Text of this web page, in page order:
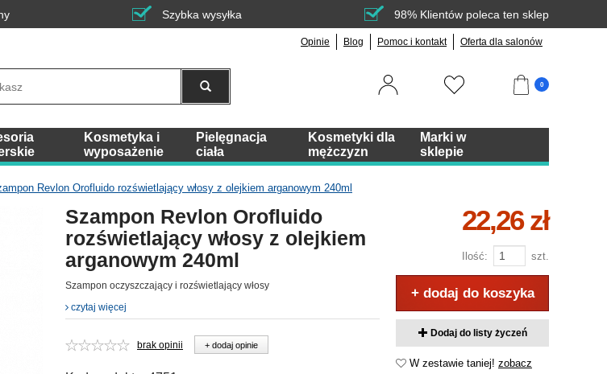
Szybka wysyłka 98% Klientów poleca ten sklep
Opinie Blog Pomoc i kontakt Oferta dla salonów
0
Kosmetyka i
wyposażenie
Pielęgnacja
ciała
Kosmetyki dla
mężczyzn
Marki w
sklepie
Revlon Orofluido rozświetlający włosy z olejkiem arganowym 240ml
Szampon Revlon Orofluido
rozświetlający włosy z olejkiem
arganowym 240ml
Szampon oczyszczający i rozświetlający włosy
czytaj więcej
brak opinii + dodaj opinie
22,26 zł
Ilość: szt.
+ dodaj do koszyka
Dodaj do listy życzeń
W zestawie taniej! zobacz